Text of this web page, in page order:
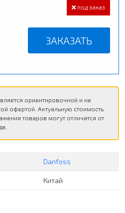
под заказ
ЗАКАЗАТЬ
ориентировочной и не
офертой. Актуальную стоимость
товаров могут отличатся от
Danfoss
Китай